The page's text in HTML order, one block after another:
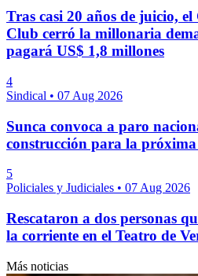
Tras casi 20 años de juicio,
Club cerró la millonaria
pagará US$ 1,8 millones
4
Sindical • 07 Aug 2026
Sunca convoca a paro
construcción para la próxima
5
Policiales y Judiciales • 07 Aug 2026
Rescataron a dos personas
la corriente en el Teatro de
Más noticias